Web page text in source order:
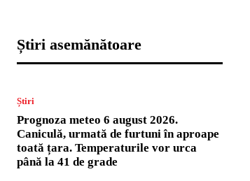
Știri asemănătoare
Știri
Prognoza meteo 6 august 2026.
Caniculă, urmată de furtuni în aproape
toată țara. Temperaturile vor urca
până la 41 de grade